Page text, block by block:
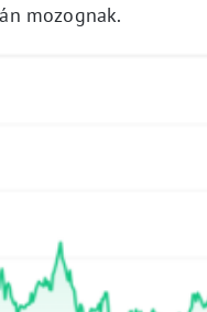
mozognak.